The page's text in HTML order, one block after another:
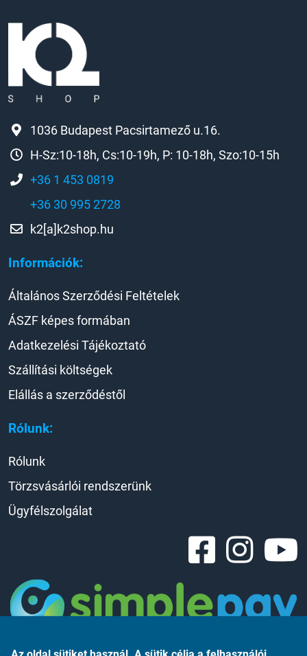
Információk:
Rólunk:
1036 Budapest Pacsirtamező u.16.
H-Sz:10-18h, Cs:10-19h, P: 10-18h, Szo:10-15h
+36 1 453 0819
+36 30 995 2728
k2[a]k2shop.hu
Általános Szerződési Feltételek
ÁSZF képes formában
Adatkezelési Tájékoztató
Szállítási költségek
Elállás a szerződéstől
Rólunk
Törzsvásárlói rendszerünk
Ügyfélszolgálat
Az oldal sütiket használ. A sütik célja a felhasználói